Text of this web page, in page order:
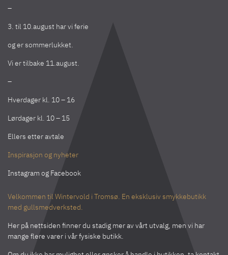
–
3. til 10.august har vi ferie
og er sommerlukket.
Vi er tilbake 11.august.
–
Hverdager kl. 10 – 16
Lørdager kl. 10 – 15
Ellers etter avtale
Inspirasjon og nyheter
Instagram og Facebook
Velkommen til Wintervold i Tromsø. En eksklusiv smykkebutikk
med gullsmedverksted.
Her på nettsiden finner du stadig mer av vårt utvalg, men vi har
mange flere varer i vår fysiske butikk.